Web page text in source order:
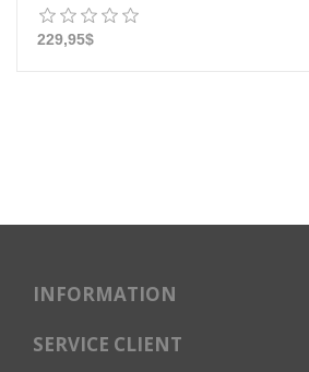
229,95$
INFORMATION
SERVICE CLIENT